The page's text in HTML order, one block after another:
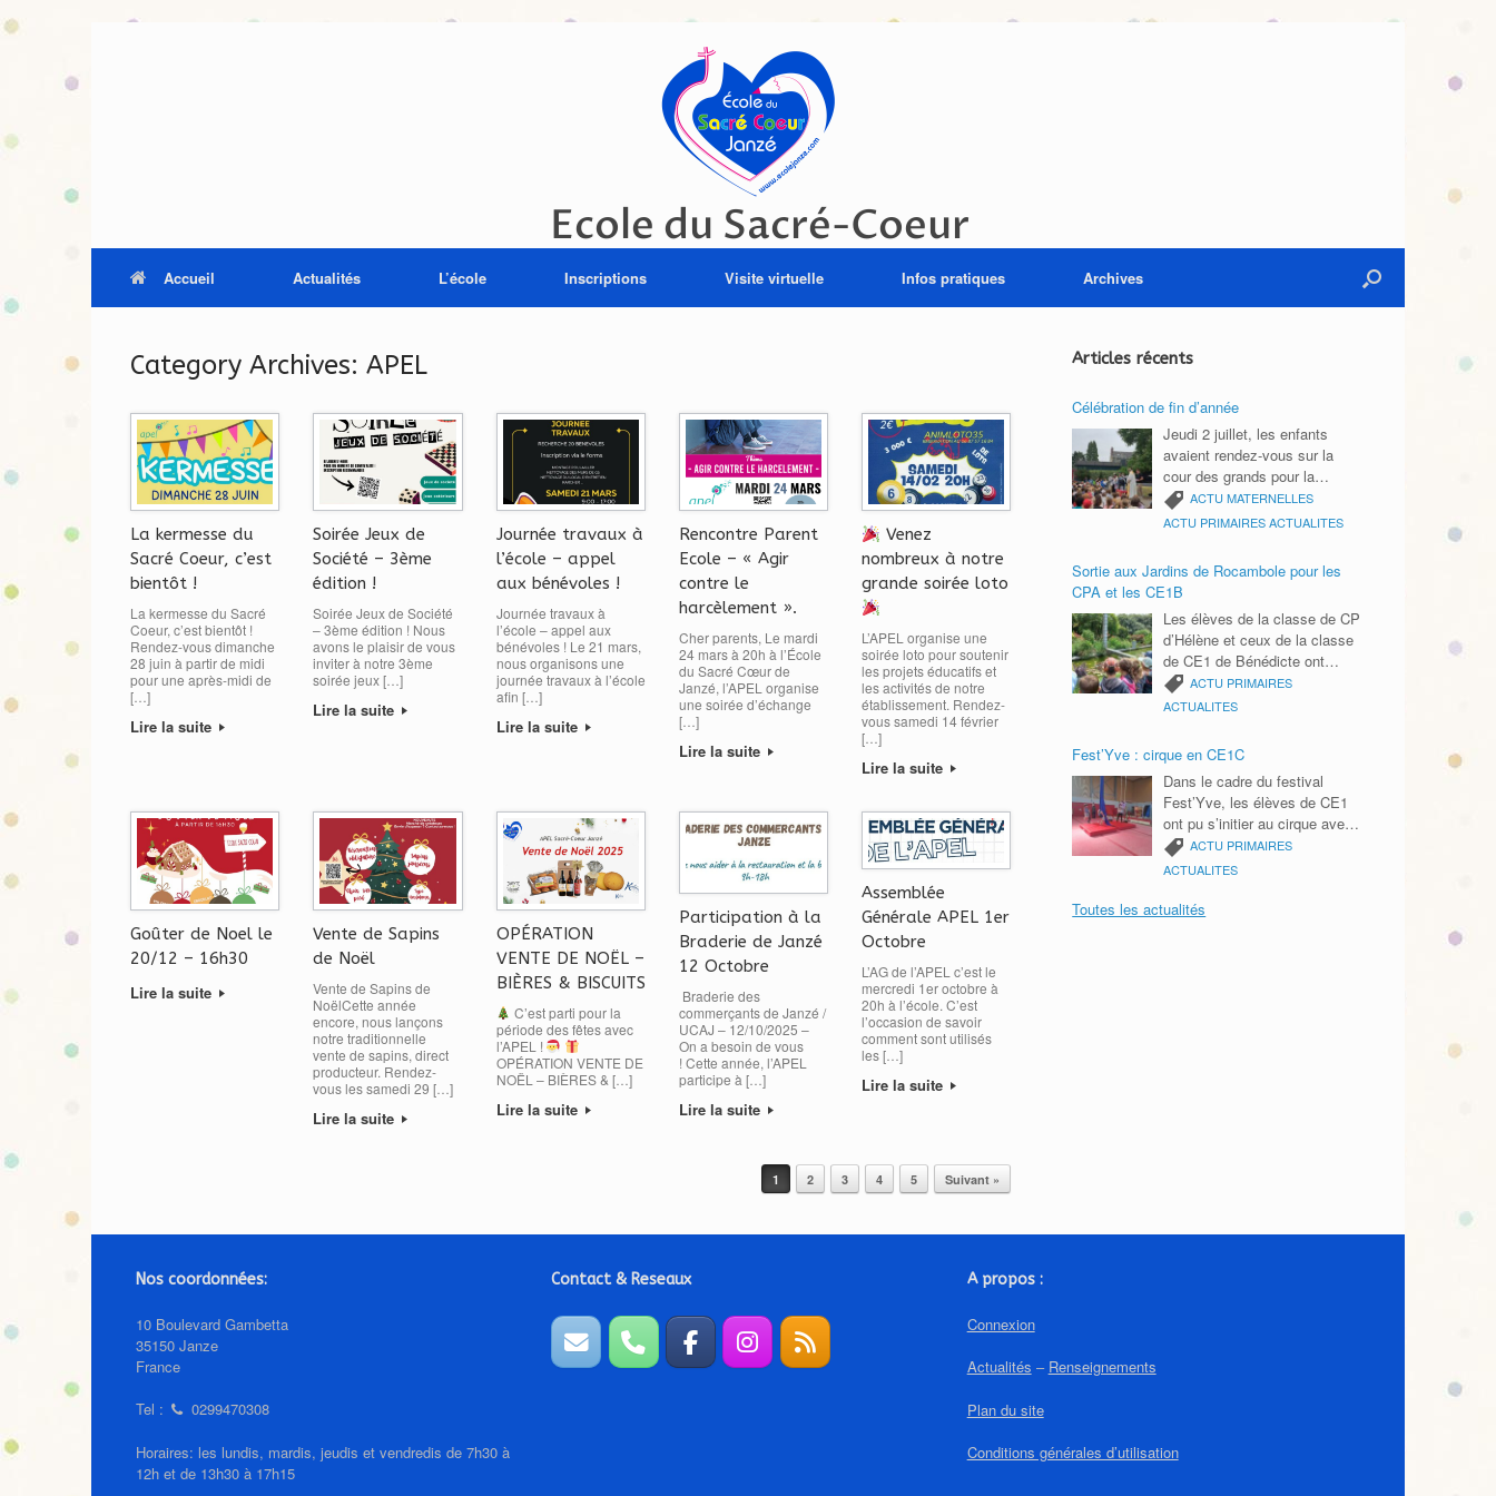
Ecole du Sacré-Coeur
Accueil Actualités L’école Inscriptions Visite virtuelle Infos pratiques Archives
Category Archives: APEL
La kermesse du
Sacré Coeur, c’est
bientôt !
La kermesse du Sacré
Coeur, c’est bientôt !
Rendez-vous dimanche
28 juin à partir de midi
pour une après-midi de
[…]
Lire la suite
Soirée Jeux de
Société – 3ème
édition !
Soirée Jeux de Société
– 3ème édition ! Nous
avons le plaisir de vous
inviter à notre 3ème
soirée jeux […]
Lire la suite
Journée travaux à
l’école – appel
aux bénévoles !
Journée travaux à
l’école – appel aux
bénévoles ! Le 21 mars,
nous organisons une
journée travaux à l’école
afin […]
Lire la suite
Rencontre Parent
Ecole – « Agir
contre le
harcèlement ».
Cher parents, Le mardi
24 mars à 20h à l’École
du Sacré Cœur de
Janzé, l’APEL organise
une soirée d’échange
[…]
Lire la suite
Venez
nombreux à notre
grande soirée loto
L’APEL organise une
soirée loto pour soutenir
les projets éducatifs et
les activités de notre
établissement. Rendez-
vous samedi 14 février
[…]
Lire la suite
Goûter de Noel le
20/12 – 16h30
Lire la suite
Vente de Sapins
de Noël
Vente de Sapins de
NoëlCette année
encore, nous lançons
notre traditionnelle
vente de sapins, direct
producteur. Rendez-
vous les samedi 29 […]
Lire la suite
OPÉRATION
VENTE DE NOËL –
BIÈRES & BISCUITS
C’est parti pour la
période des fêtes avec
l’APEL !
OPÉRATION VENTE DE
NOËL – BIÈRES & […]
Lire la suite
Participation à la
Braderie de Janzé
12 Octobre
Braderie des
commerçants de Janzé /
UCAJ – 12/10/2025 –
On a besoin de vous
! Cette année, l’APEL
participe à […]
Lire la suite
Assemblée
Générale APEL 1er
Octobre
L’AG de l’APEL c’est le
mercredi 1er octobre à
20h à l’école. C’est
l’occasion de savoir
comment sont utilisés
les […]
Lire la suite
1 2 3 4 5 Suivant »
Articles récents
Célébration de fin d’année
Jeudi 2 juillet, les enfants
avaient rendez-vous sur la
cour des grands pour la
célébration de fin d’année. Le
père Thierry était présent.
toute la communauté
éducative pour cette année
scolaire. Bonnes vacances
2026 à tous.
ACTU MATERNELLES
ACTU PRIMAIRES ACTUALITES
Sortie aux Jardins de Rocambole pour les
CPA et les CE1B
Les élèves de la classe de CP
d’Hélène et ceux de la classe
de CE1 de Bénédicte ont
passé une agréable journée
aux Jardins de Rocambole le
un parcours photos avec des
énigmes à résoudre, réalisé
des semis de roquette et
découvert les petites bêtes du
jardin. Ils ont notamment
appris à reconnaître les
insectes grâce à leurs six
cloportes ainsi que d’autres
ACTU PRIMAIRES
ACTUALITES
Fest’Yve : cirque en CE1C
Dans le cadre du festival
Fest’Yve, les élèves de CE1
ont pu s’initier au cirque avec
la compagnie Vent de cirque.
Merci à l’APEL d’avoir financé
d’organiser ces ateliers et le
ACTU PRIMAIRES
ACTUALITES
Toutes les actualités
Nos coordonnées:
10 Boulevard Gambetta
35150 Janze
France
Tel : 0299470308
Horaires: les lundis, mardis, jeudis et vendredis de 7h30 à
12h et de 13h30 à 17h15
Contact & Reseaux A propos :
Connexion
Actualités – Renseignements
Plan du site
Conditions générales d’utilisation